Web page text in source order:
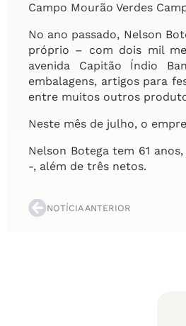
Campo Mourão Verdes
No ano passado, Nelson
próprio – com dois mil
avenida Capitão Índio
embalagens, artigos para
entre muitos outros
Neste mês de julho, o
Nelson Botega tem 61
-, além de três netos.
NOTÍCIA ANTERIOR